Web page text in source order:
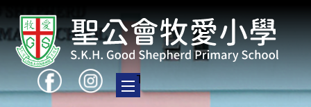
Toggle main menu visibility